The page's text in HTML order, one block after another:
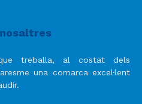
treballa, al costat dels
una comarca excel·lent